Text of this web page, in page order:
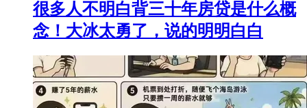
很多人不明白背三十年房贷是什么概
念！大冰太勇了，说的明明白白